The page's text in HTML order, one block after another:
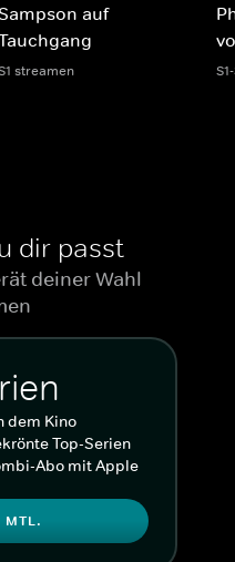
auf
streamen
dir passt
deiner Wahl
dem Kino
Top-Serien
Abo mit Apple
MTL.